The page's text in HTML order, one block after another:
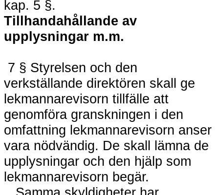
kap. 5 §.
Tillhandahållande av
upplysningar m.m.
7 § Styrelsen och den
verkställande direktören skall ge
lekmannarevisorn tillfälle att
genomföra granskningen i den
omfattning lekmannarevisorn anser
vara nödvändig. De skall lämna de
upplysningar och den hjälp som
lekmannarevisorn begär.